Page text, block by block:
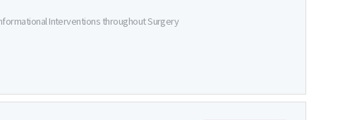
Interventions throughout Surgery